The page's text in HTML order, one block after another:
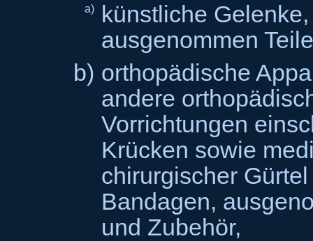
a)
künstliche Gelenke,
ausgenommen
b) orthopädische
andere
Vorrichtungen
Krücken sowie
chirurgischer
Bandagen,
und Zubehör,